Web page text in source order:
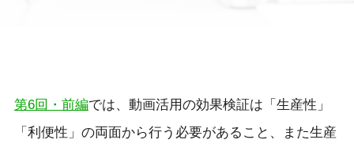
第6回・前編では、動画活用の効果検証は「生産性」
「利便性」の両面から行う必要があること、また生産